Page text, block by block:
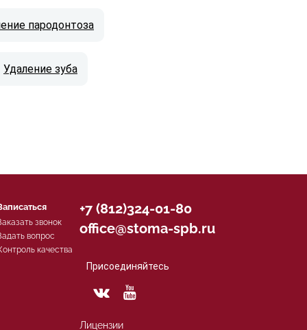
пародонтоза
Удаление зуба
звонок
вопрос
качества
+7 (812)324-01-80
office@stoma-spb.ru
Присоединяйтесь
Лицензии